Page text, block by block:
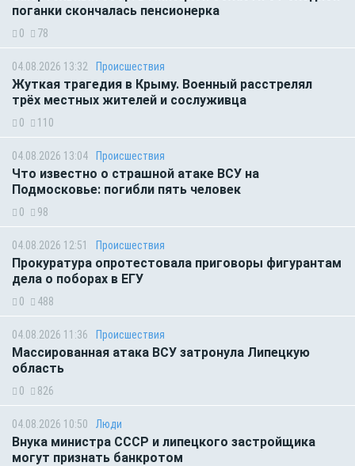
поганки скончалась пенсионерка
0 78
04.08.2026 13:32 Происшествия
Жуткая трагедия в Крыму. Военный расстрелял
трёх местных жителей и сослуживца
0 110
04.08.2026 13:04 Происшествия
Что известно о страшной атаке ВСУ на
Подмосковье: погибли пять человек
0 98
04.08.2026 12:51 Происшествия
Прокуратура опротестовала приговоры фигурантам
дела о поборах в ЕГУ
0 488
04.08.2026 11:36 Происшествия
Массированная атака ВСУ затронула Липецкую
область
0 826
04.08.2026 10:50 Люди
Внука министра СССР и липецкого застройщика
могут признать банкротом